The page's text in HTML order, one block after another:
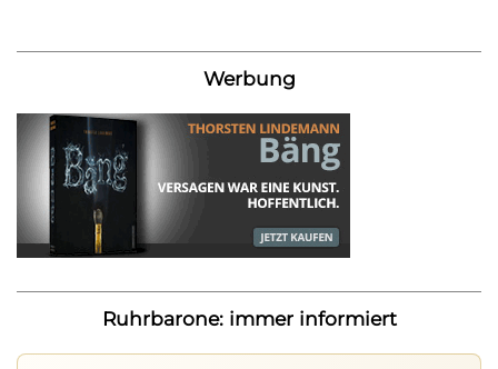
Werbung
Ruhrbarone: immer informiert